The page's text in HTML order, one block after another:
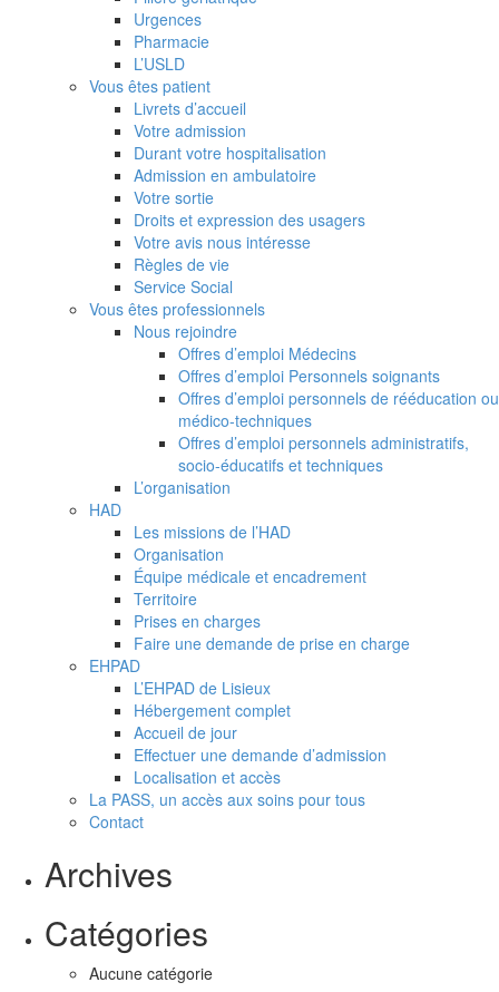
Urgences
Pharmacie
L’USLD
Vous êtes patient
Livrets d’accueil
Votre admission
Durant votre hospitalisation
Admission en ambulatoire
Votre sortie
Droits et expression des usagers
Votre avis nous intéresse
Règles de vie
Service Social
Vous êtes professionnels
Nous rejoindre
Offres d’emploi Médecins
Offres d’emploi Personnels soignants
Offres d’emploi personnels de rééducation ou
médico-techniques
Offres d’emploi personnels administratifs,
socio-éducatifs et techniques
L’organisation
HAD
Les missions de l’HAD
Organisation
Équipe médicale et encadrement
Territoire
Prises en charges
Faire une demande de prise en charge
EHPAD
L’EHPAD de Lisieux
Hébergement complet
Accueil de jour
Effectuer une demande d’admission
Localisation et accès
La PASS, un accès aux soins pour tous
Contact
Archives
Catégories
Aucune catégorie